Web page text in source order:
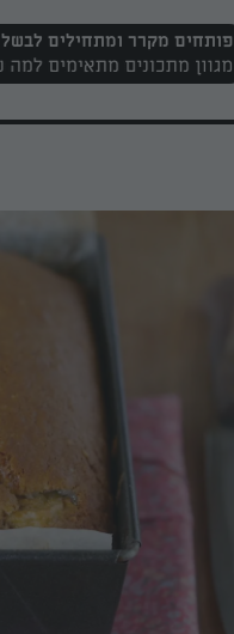
פותחים מקרר ומתחילים לבשל